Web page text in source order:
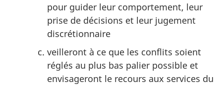
pour guider leur comportement, leur
prise de décisions et leur jugement
discrétionnaire
veilleront à ce que les conflits soient
réglés au plus bas palier possible et
envisageront le recours aux services du